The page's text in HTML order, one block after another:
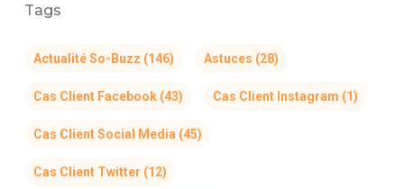
Tags
Actualité So-Buzz (146) Astuces (28)
Cas Client Facebook(43) Cas Client Instagram (1)
Cas Client Social Media (45)
Cas Client Twitter (12)